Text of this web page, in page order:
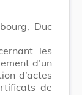
Duc
les
d’un
d’actes
de